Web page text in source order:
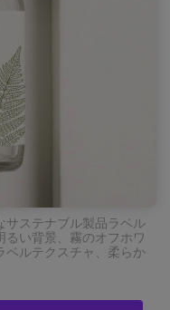
サステナブル製品ラベル
るい背景、霧のオフホワ
ベルテクスチャ、柔らか